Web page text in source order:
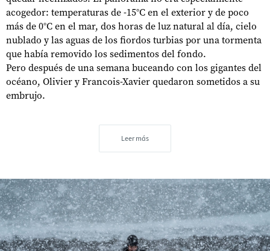
acogedor: temperaturas de -15°C en el exterior y de poco
más de 0°C en el mar, dos horas de luz natural al día, cielo
nublado y las aguas de los fiordos turbias por una tormenta
que había removido los sedimentos del fondo.
Pero después de una semana buceando con los gigantes del
océano, Olivier y Francois-Xavier quedaron sometidos a su
embrujo.
Leer más